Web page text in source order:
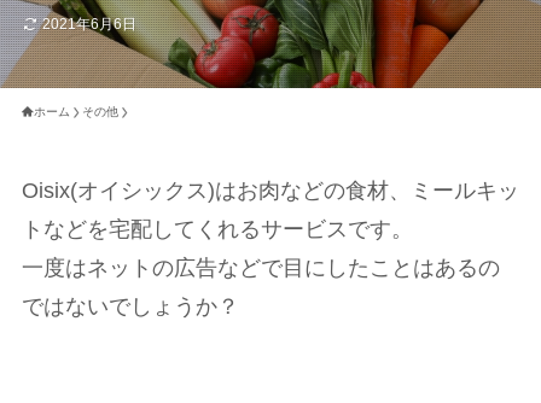
2021年6月6日
ホーム その他
Oisix(オイシックス)はお肉などの食材、ミールキッ
トなどを宅配してくれるサービスです。
一度はネットの広告などで目にしたことはあるの
ではないでしょうか？